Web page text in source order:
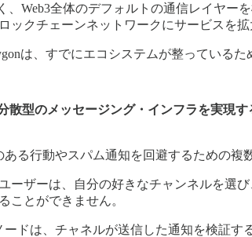
、Web3全体のデフォルトの通信レイヤ
ックチェーンネットワークにサービスを拡
は、すでにエコシステムが整っている
散型のメッセージング・インフラを実現
ある行動やスパム通知を回避するための複
ーザーは、自分の好きなチャンネルを選
ことができません。
ドは、チャネルが送信した通知を検証す